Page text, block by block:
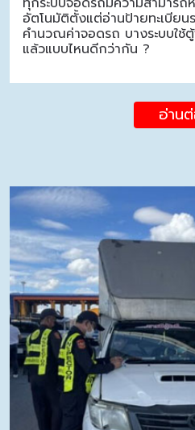
อัตโนมัติตั้งแต่อ่านป้ายทะเบียน
คำนวณค่าจอดรถ บางระบบใช้
แล้วแบบไหนดีกว่ากัน ?
อ่าน